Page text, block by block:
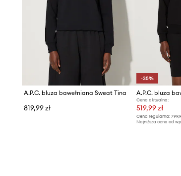
A.P.C. bluza bawełniana Sweat Tina
819,99 zł
-35%
A.P.C. bluza
Cena aktualna:
519,99 zł
Cena regularna:
Najniższa cena od